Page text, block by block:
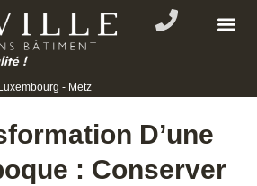
- Metz
D’une
: Conserver